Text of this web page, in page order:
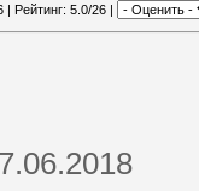
| Рейтинг: 5.0/26 |